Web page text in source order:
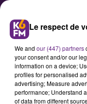
Trafic
Le respect de
We and our (447) partners
your consent and/or our
information on a device;
profiles for personalised
advertising; Measure
performance; Understand
of data from different